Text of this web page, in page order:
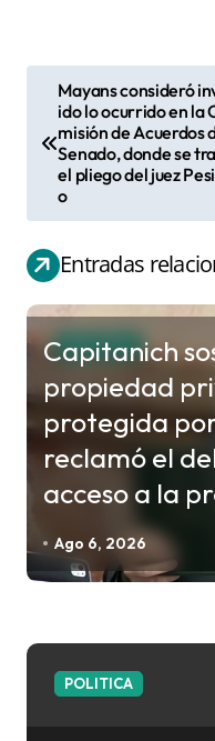
a
c
i
n
t
a
Mayans consideró
ido lo ocurrido en la
misión de Acuerdos
Senado, donde se
el pliego del juez
o
Entradas
POLITICA
Capitanich
propiedad
protegida
reclamó el
acceso a la
Ago 6, 2026
POLITICA